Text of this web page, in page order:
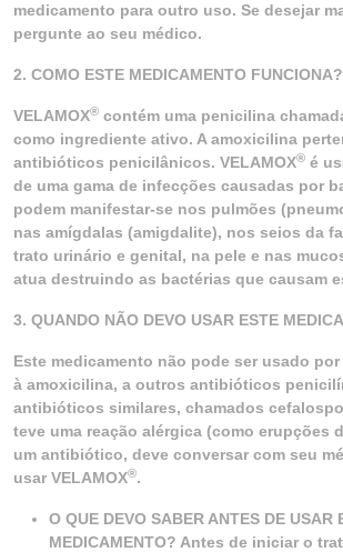
medicamento para outro uso. Se desejar
pergunte ao seu médico.
2. COMO ESTE MEDICAMENTO FUNCIONA?
VELAMOX® contém uma penicilina
como ingrediente ativo. A amoxicilina
antibióticos penicilânicos. VELAMOX® é
de uma gama de infecções causadas por
podem manifestar-se nos pulmões
nas amígdalas (amigdalite), nos seios da
trato urinário e genital, na pele e nas
atua destruindo as bactérias que causam
3. QUANDO NÃO DEVO USAR ESTE
Este medicamento não pode ser usado
à amoxicilina, a outros antibióticos
antibióticos similares, chamados
teve uma reação alérgica (como erupções
um antibiótico, deve conversar com seu
usar VELAMOX®.
O QUE DEVO SABER ANTES DE USAR
MEDICAMENTO? Antes de iniciar o